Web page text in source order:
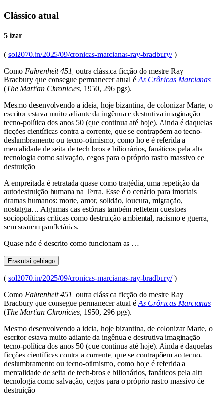
Clássico atual
5 izar
( sol2070.in/2025/09/cronicas-marcianas-ray-bradbury/)
Como Fahrenheit 451, outra clássica ficção do mestre Ray
Bradbury que consegue permanecer atual é As Crônicas Marcianas
(The Martian Chronicles, 1950, 296 pgs).
Mesmo desenvolvendo a ideia, hoje bizantina, de colonizar Marte, o
escritor estava muito adiante da ingênua e destrutiva imaginação
tecno-política dos anos 50 (que continua até hoje). Ainda é daquelas
ficções científicas contra a corrente, que se contrapõem ao tecno-
deslumbramento ou tecno-otimismo, como hoje é referida a
mentalidade de seita de tech-bros e bilionários, fanáticos pela alta
tecnologia como salvação, cegos para o próprio rastro massivo de
destruição.
A empreitada é retratada quase como tragédia, uma repetição da
autodestruição humana na Terra. Esse é o cenário para imortais
dramas humanos: morte, amor, solidão, loucura, migração,
nostalgia… Algumas das estórias também refletem questões
sociopolíticas críticas como destruição ambiental, racismo e guerra,
sem soarem panfletárias.
Quase não é descrito como funcionam as …
Erakutsi gehiago
( sol2070.in/2025/09/cronicas-marcianas-ray-bradbury/)
Como Fahrenheit 451, outra clássica ficção do mestre Ray
Bradbury que consegue permanecer atual é As Crônicas Marcianas
(The Martian Chronicles, 1950, 296 pgs).
Mesmo desenvolvendo a ideia, hoje bizantina, de colonizar Marte, o
escritor estava muito adiante da ingênua e destrutiva imaginação
tecno-política dos anos 50 (que continua até hoje). Ainda é daquelas
ficções científicas contra a corrente, que se contrapõem ao tecno-
deslumbramento ou tecno-otimismo, como hoje é referida a
mentalidade de seita de tech-bros e bilionários, fanáticos pela alta
tecnologia como salvação, cegos para o próprio rastro massivo de
destruição.